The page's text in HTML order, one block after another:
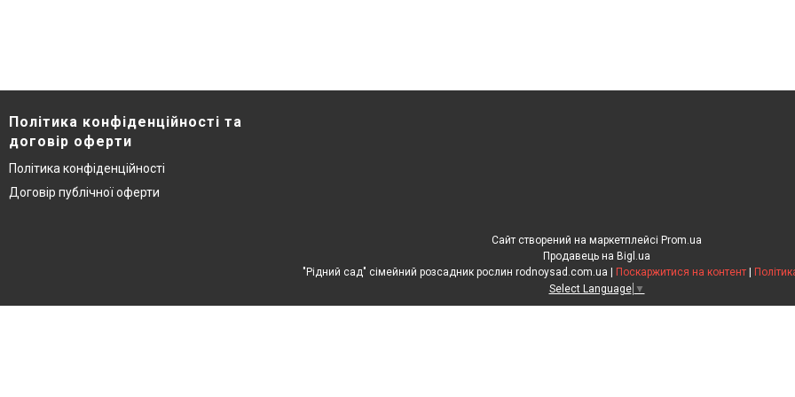
Політика конфіденційності та
договір оферти
Політика конфіденційності
Договір публічної оферти
Сайт створений на маркетплейсі Prom.ua
Продавець на Bigl.ua
Поскаржитися на контент
Select Language ▼